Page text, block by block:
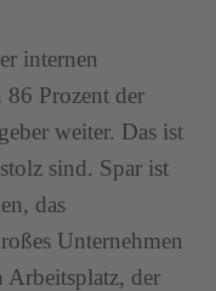
internen
Prozent der
weiter. Das ist
sind. Spar ist
das
Unternehmen
Arbeitsplatz, der